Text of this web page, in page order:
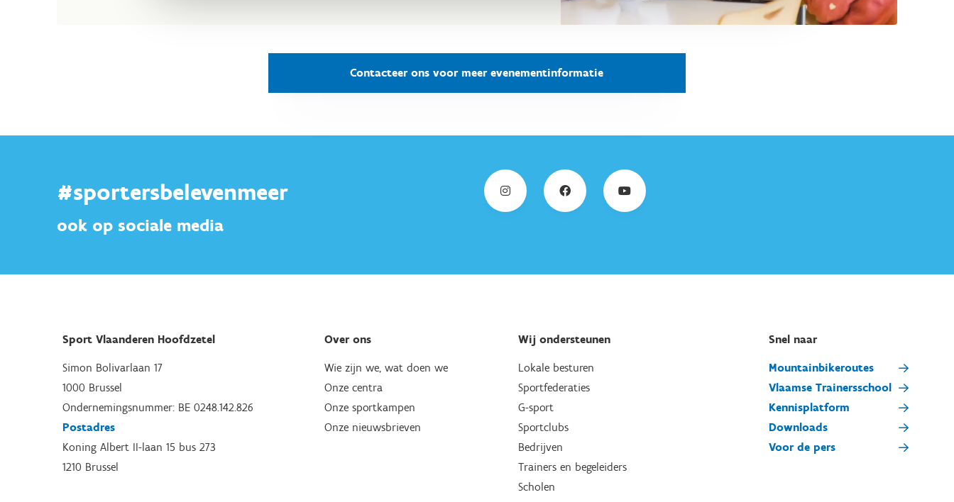
Contacteer ons voor meer evenementinformatie
#sportersbelevenmeer
ook op sociale media
Sport Vlaanderen Hoofdzetel
Simon Bolivarlaan 17
1000 Brussel
Ondernemingsnummer: BE 0248.142.826
Postadres
Koning Albert II-laan 15 bus 273
1210 Brussel
Over ons
Wie zijn we, wat doen we
Onze centra
Onze sportkampen
Onze nieuwsbrieven
Wij ondersteunen
Lokale besturen
Sportfederaties
G-sport
Sportclubs
Bedrijven
Trainers en begeleiders
Scholen
Snel naar
Mountainbikeroutes
Vlaamse Trainersschool
Kennisplatform
Downloads
Voor de pers